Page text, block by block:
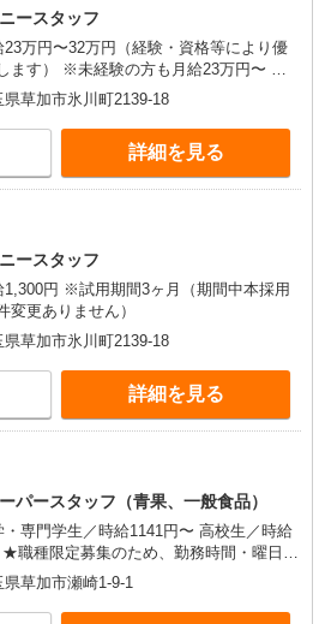
ースタッフ
23万円〜32万円（経験・資格等により優
ます） ※未経験の方も月給23万円〜 ※
3ヶ月（期間中本採用時と条件変更ありま
18万円＋職務手当5万円＋当直手当8万円
円×月8回）＋子供手当1万円（1人） （入
月収36万円 基本給20万円＋職務手当6万
県草加市氷川町2139-18
詳細を見る
ースタッフ
1,300円 ※試用期間3ヶ月（期間中本採用
変更ありません）
県草加市氷川町2139-18
詳細を見る
パースタッフ（青果、一般食品）
・専門学生／時給1141円〜 高校生／時給
認ください。
県草加市瀬崎1-9-1